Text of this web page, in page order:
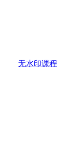
无水印课程